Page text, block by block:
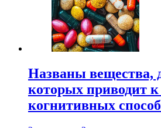
Названы вещества,
которых приводит
когнитивных